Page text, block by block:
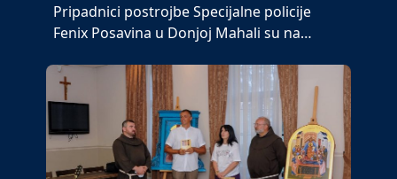
Pripadnici postrojbe Specijalne policije
Fenix Posavina u Donjoj Mahali su na…